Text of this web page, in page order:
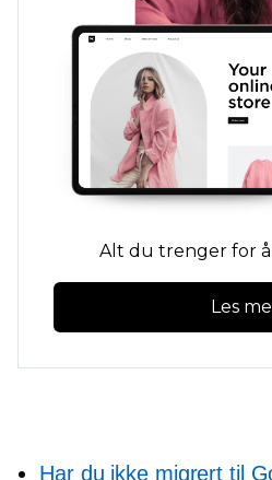
Alt du trenger for
Les
Har du ikke migrert til